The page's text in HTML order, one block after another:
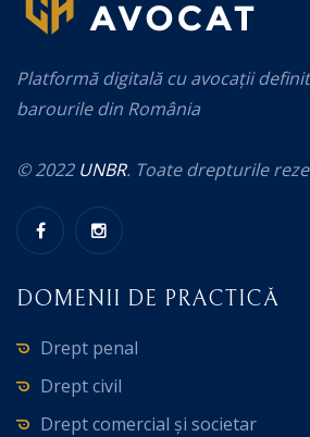
Platformă digitală cu avocații
barourile din România
© 2022 UNBR. Toate drepturile
DOMENII DE PRACTICĂ
Drept penal
Drept civil
Drept comercial și societar